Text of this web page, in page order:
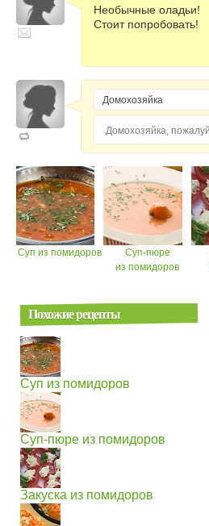
Необычные оладьи!
Стоит попробовать!
Суп из помидоров
Суп-пюре
из помидоров
Похожие рецепты
Суп из помидоров
Суп-пюре из помидоров
Закуска из помидоров